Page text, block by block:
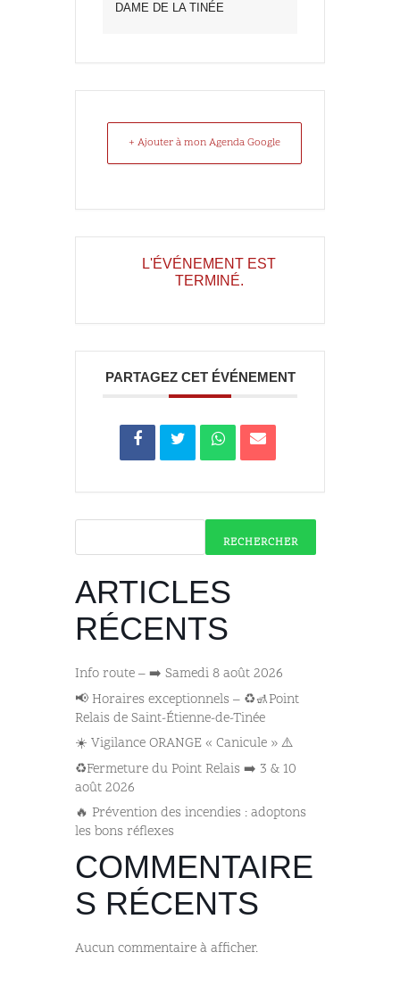
DAME DE LA TINÉE
+ Ajouter à mon Agenda Google
L'ÉVÉNEMENT EST
TERMINÉ.
PARTAGEZ CET ÉVÉNEMENT
RECHERCHER
ARTICLES
RÉCENTS
Info route – ➡️ Samedi 8 août 2026
📢 Horaires exceptionnels – ♻️🚮Point
Relais de Saint-Étienne-de-Tinée
☀️ Vigilance ORANGE « Canicule » ⚠️
♻️Fermeture du Point Relais ➡️​ 3 & 10
août 2026
🔥 Prévention des incendies : adoptons
les bons réflexes
COMMENTAIRE
S RÉCENTS
Aucun commentaire à afficher.